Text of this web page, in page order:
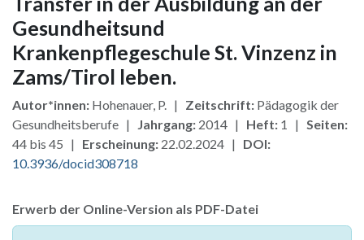
Gesundheitsund
Krankenpflegeschule St. Vinzenz in
Zams/Tirol leben.
Autor*innen: Hohenauer, P. | Zeitschrift: Pädagogik der
Gesundheitsberufe | Jahrgang: 2014 | Heft: 1 | Seiten:
44 bis 45 | Erscheinung: 22.02.2024 | DOI:
10.3936/docid308718
Erwerb der Online-Version als PDF-Datei